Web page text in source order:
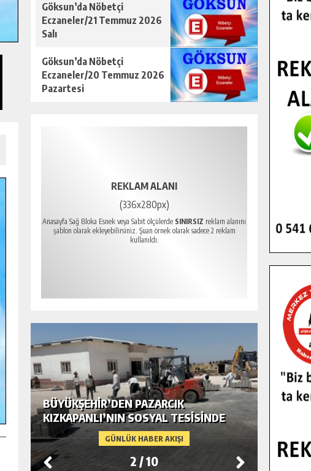
Göksun’da Nöbetçi
Eczaneler/21 Temmuz 2026
Salı
Göksun’da Nöbetçi
Eczaneler/20 Temmuz 2026
Pazartesi
REKLAM ALANI
(336x280px)
Anasayfa Sağ Bloka Esnek veya Sabit ölçülerde SINIRSIZ reklam alanını
şablon olarak ekleyebilirsiniz. Şuan örnek olarak sadece 2 reklam
kullanıldı.
GÜNLÜK HABER AKIŞI
BÜYÜKŞEHIR’DEN PAZARCIK
KIZKAPANLI’NIN SOSYAL TESISINDE
ÇEVRE DÜZENLEMESI.
2 /10